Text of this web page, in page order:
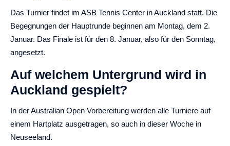
Das Turnier findet im ASB Tennis Center in Auckland statt. Die
Begegnungen der Hauptrunde beginnen am Montag, dem 2.
Januar. Das Finale ist für den 8. Januar, also für den Sonntag,
angesetzt.
Auf welchem Untergrund wird in
Auckland gespielt?
In der Australian Open Vorbereitung werden alle Turniere auf
einem Hartplatz ausgetragen, so auch in dieser Woche in
Neuseeland.